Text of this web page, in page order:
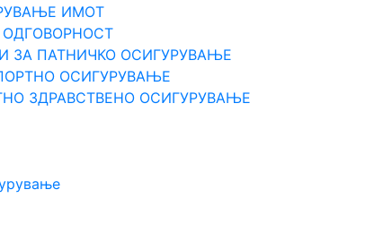
ИМОТ
ЗА ПАТНИЧКО ОСИГУРУВАЊЕ
ОСИГУРУВАЊЕ
ЗДРАВСТВЕНО ОСИГУРУВАЊЕ